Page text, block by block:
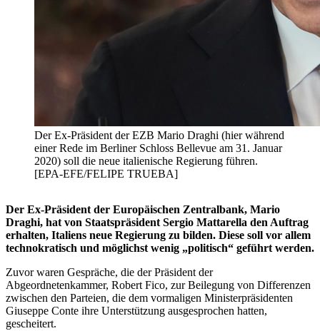
Der Ex-Präsident der EZB Mario Draghi (hier während
einer Rede im Berliner Schloss Bellevue am 31. Januar
2020) soll die neue italienische Regierung führen.
[EPA-EFE/FELIPE TRUEBA]
Der Ex-Präsident der Europäischen Zentralbank, Mario
Draghi, hat von Staatspräsident Sergio Mattarella den Auftrag
erhalten, Italiens neue Regierung zu bilden. Diese soll vor allem
technokratisch und möglichst wenig „politisch“ geführt werden.
Zuvor waren Gespräche, die der Präsident der
Abgeordnetenkammer, Robert Fico, zur Beilegung von Differenzen
zwischen den Parteien, die dem vormaligen Ministerpräsidenten
Giuseppe Conte ihre Unterstützung ausgesprochen hatten,
gescheitert.